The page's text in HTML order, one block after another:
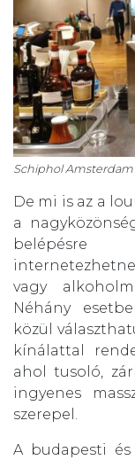
Schiphol
De mi is az a
a
belépésre
vagy
Néhány
közül
kínálattal
ahol tusoló,
ingyenes
szerepel.
A budapesti